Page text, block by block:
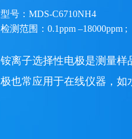
型号：MDS-C6710NH4
检测范围：0.1ppm –18000ppm ;
铵离子选择性电极是测量
极也常应用于在线仪器，